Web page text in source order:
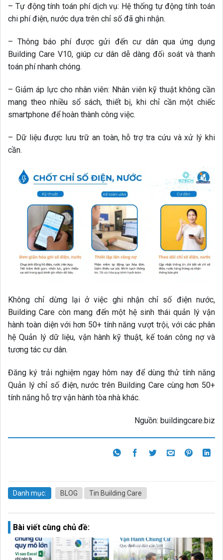
– Tự động tính toán phí dịch vụ: Hệ thống tự động tính toán
chi phí điện, nước dựa trên chỉ số đã ghi nhận.
– Thông báo phí được gửi đến cư dân qua ứng dụng
Building Care V10, giúp cư dân dễ dàng đối soát và thanh
toán phí nhanh chóng.
– Giảm áp lực cho nhân viên: Nhân viên kỹ thuật không cần
mang theo nhiều sổ sách, thiết bị, khi chỉ cần một chiếc
smartphone để hoàn thành công việc.
– Dữ liệu được lưu trữ an toàn, hỗ trợ tra cứu và xử lý khi
cần.
Không chỉ dừng lại ở việc ghi nhận chỉ số điện nước,
Building Care còn mang đến một hệ sinh thái quản lý vận
hành toàn diện với hơn 50+ tính năng vượt trội, với các phân
hệ Quản lý dữ liệu, vận hành kỹ thuật, kế toán công nợ và
tương tác cư dân.
Đăng ký trải nghiệm ngay hôm nay để dùng thử tính năng
Quản lý chỉ số điện, nước trên Building Care cùng hơn 50+
tính năng hỗ trợ vận hành tòa nhà khác.
Nguồn: buildingcare.biz
Danh mục: BLOG Tin Building Care
Bài viết cùng chủ đề: